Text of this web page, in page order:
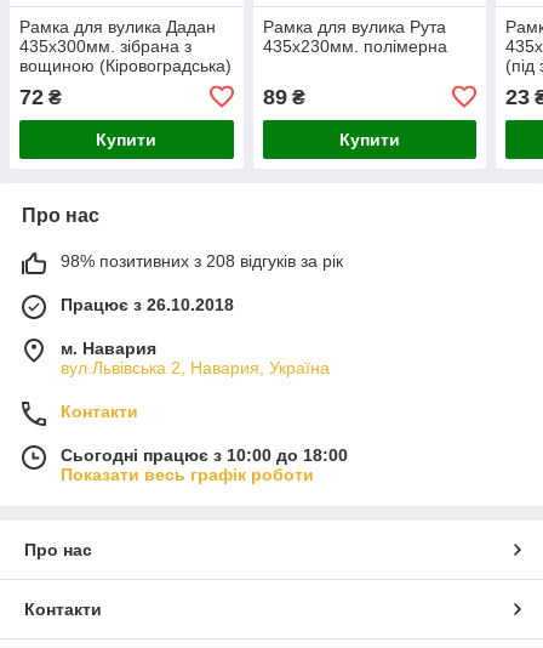
Рамка для вулика Дадан
435x300мм. зібрана з
вощиною (Кіровоградська)
72 ₴
Купити
Рамка для вулика Рута
435х230мм. полімерна
89₴
Купити
23
Про нас
98% позитивних з 208 відгуків за рік
Працює з 26.10.2018
м. Навария
вул.Львівська 2, Навария, Україна
Контакти
Сьогодні працює з 10:00 до 18:00
Показати весь графік роботи
Про нас
Контакти